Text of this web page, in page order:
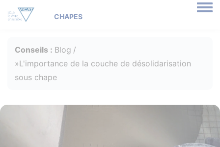
Conseils : Blog
L'importance de la couche de désolidarisation
sous chape